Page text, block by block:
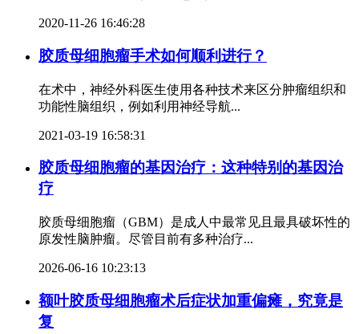
2020-11-26 16:46:28
胶质母细胞瘤手术如何顺利进行？
在术中，神经外科医生使用各种技术来区分肿瘤组织和
功能性脑组织，例如利用神经导航...
2021-03-19 16:58:31
胶质母细胞瘤的基因治疗：这种特别的基因治
疗
胶质母细胞瘤（GBM）是成人中最常见且最具破坏性的
原发性脑肿瘤。尽管目前有多种治疗...
2026-06-16 10:23:13
额叶胶质母细胞瘤术后症状加重偏瘫，究竟是
复